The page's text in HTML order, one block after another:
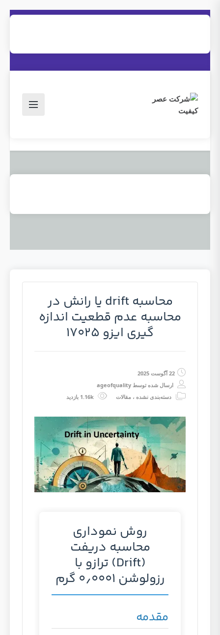
محاسبه drift یا رانش در
محاسبه عدم قطعیت اندازه
گیری ایزو 17025
22 آگوست 2025
ارسال شده توسط ageofquality
دسته‌بندی نشده ، مقالات
روش نموداری
محاسبه دریفت
(Drift) ترازو با
رزولوشن ۰٫۰۰۰۱ گرم
مقدمه